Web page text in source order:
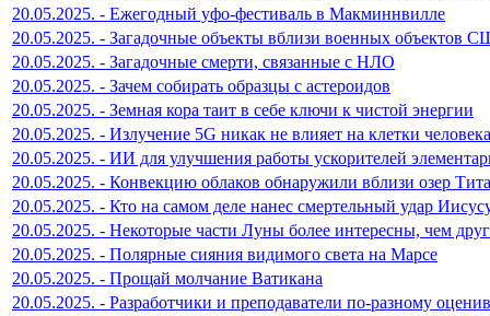
20.05.2025. - Ежегодный уфо-фестиваль в Макминнвилле
20.05.2025. - Загадочные объекты вблизи военных объектов
20.05.2025. - Загадочные смерти, связанные с НЛО
20.05.2025. - Зачем собирать образцы с астероидов
20.05.2025. - Земная кора таит в себе ключи к чистой энергии
20.05.2025. - Излучение 5G никак не влияет на клетки человека
20.05.2025. - ИИ для улучшения работы ускорителей
20.05.2025. - Конвекцию облаков обнаружили вблизи озер
20.05.2025. - Кто на самом деле нанес смертельный удар
20.05.2025. - Некоторые части Луны более интересны, чем
20.05.2025. - Полярные сияния видимого света на Марсе
20.05.2025. - Прощай молчание Ватикана
20.05.2025. - Разработчики и преподаватели по-разному